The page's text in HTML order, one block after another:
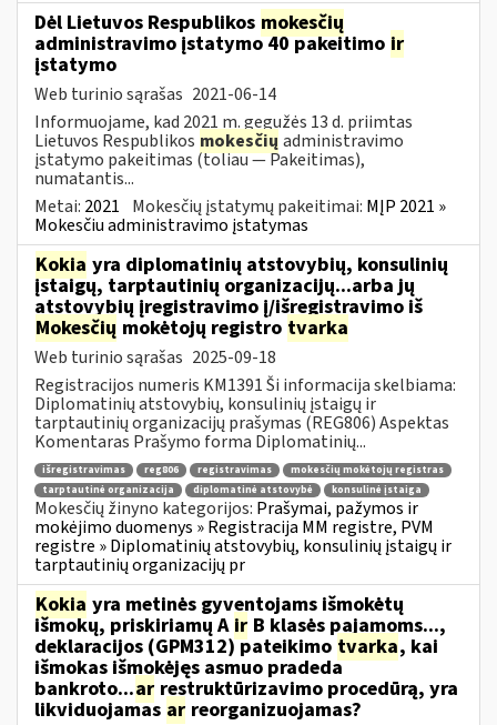
Dėl Lietuvos Respublikos mokesčių
administravimo įstatymo 40 pakeitimo ir
įstatymo
Web turinio sąrašas 2021-06-14
Informuojame, kad 2021 m. gegužės 13 d. priimtas
Lietuvos Respublikos mokesčių administravimo
įstatymo pakeitimas (toliau — Pakeitimas),
numatantis...
Metai: 2021 Mokesčių įstatymų pakeitimai: MĮP 2021 »
Mokesčiu administravimo įstatymas
Kokia yra diplomatinių atstovybių, konsulinių
įstaigų, tarptautinių organizacijų...arba jų
atstovybių įregistravimo į/išregistravimo iš
Mokesčių mokėtojų registro tvarka
Web turinio sąrašas 2025-09-18
Registracijos numeris KM1391 Ši informacija skelbiama:
Diplomatinių atstovybių, konsulinių įstaigų ir
tarptautinių organizacijų prašymas (REG806) Aspektas
Komentaras Prašymo forma Diplomatinių...
išregistravimas reg806 registravimas
mokesčių mokėtojų registras
tarptautinė organizacija
diplomatinė atstovybė konsulinė įstaiga
Mokesčių žinyno kategorijos: Prašymai, pažymos ir
mokėjimo duomenys » Registracija MM registre, PVM
registre » Diplomatinių atstovybių, konsulinių įstaigų ir
tarptautinių organizacijų pr
Kokia yra metinės gyventojams išmokėtų
išmokų, priskiriamų A ir B klasės pajamoms...,
deklaracijos (GPM312) pateikimo tvarka, kai
išmokas išmokėjęs asmuo pradeda
bankroto...ar restruktūrizavimo procedūrą, yra
likviduojamas ar reorganizuojamas?